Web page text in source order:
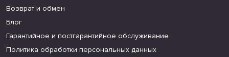
Возврат и обмен
Блог
Гарантийное и постгарантийное обслуживание
Политика обработки персональных данных